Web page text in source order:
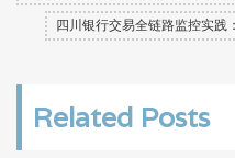
四川银行交易全链路监控实践
Related Posts